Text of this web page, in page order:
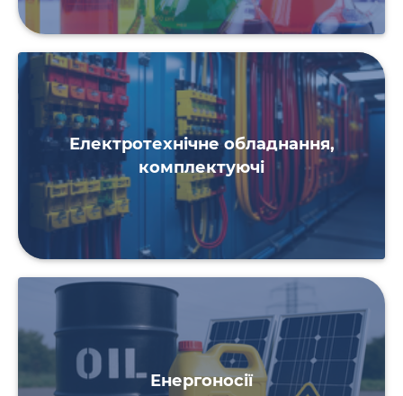
Електротехнічне обладнання,
комплектуючі
Енергоносії